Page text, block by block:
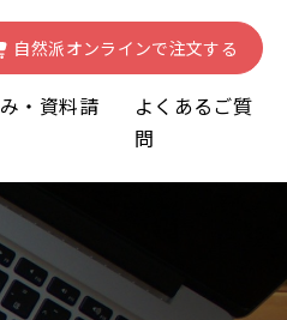
自然派オンラインで注文する
・資料請
よくあるご質
問